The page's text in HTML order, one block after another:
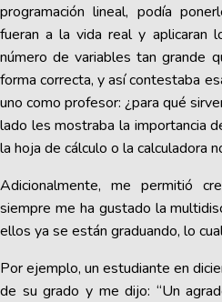
programación lineal, podía
fueran a la vida real y aplicaran
número de variables tan grande
forma correcta, y así contestaba
uno como profesor: ¿para qué
lado les mostraba la importancia
la hoja de cálculo o la calculadora
Adicionalmente, me permitió
siempre me ha gustado la
ellos ya se están graduando, lo
Por ejemplo, un estudiante en
de su grado y me dijo: “Un